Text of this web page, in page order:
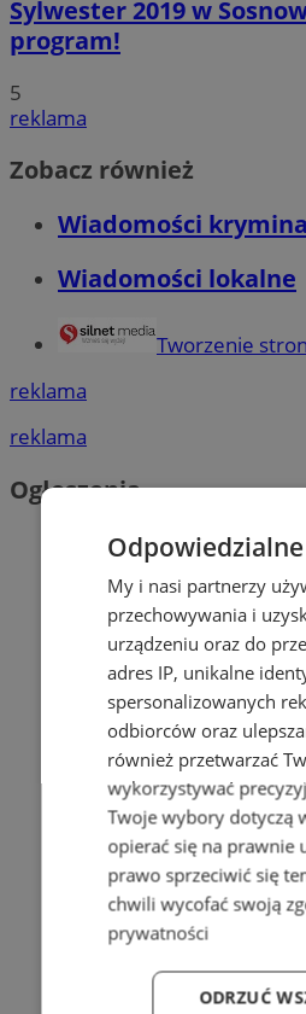
Sylwester 2019 w
program!
5
reklama
Zobacz również
Wiadomości
Wiadomości lokalne
Tworzenie
reklama
reklama
Ogłoszenia
My i nasi partnerzy
przechowywania i
urządzeniu oraz do
adres IP, unikalne
spersonalizowanych
odbiorców oraz
również przetwarzać
wykorzystywać
Twoje wybory dotyczą
opierać się na prawnie
prawo sprzeciwić się
chwili wycofać swoją
prywatności
ODRZUĆ